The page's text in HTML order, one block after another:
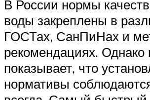
В России нормы
воды закреплены в
ГОСТах, СанПиНах и
рекомендациях. Однако
показывает, что
нормативы